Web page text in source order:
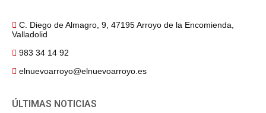
C. Diego de Almagro, 9, 47195 Arroyo de la Encomienda,
Valladolid
983 34 14 92
elnuevoarroyo@elnuevoarroyo.es
ÚLTIMAS NOTICIAS